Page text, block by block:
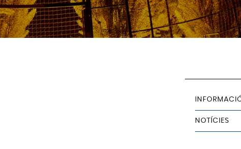
NOTÍCIES